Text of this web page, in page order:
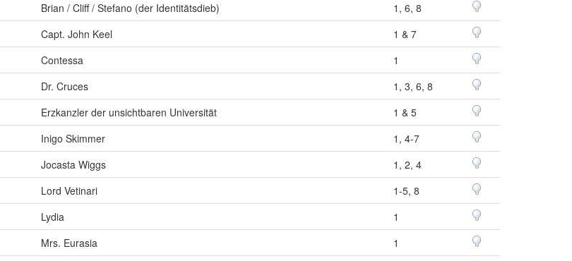
Brian / Cliff / Stefano (der Identitätsdieb)
1, 6, 8
Capt. John Keel
1 & 7
Contessa
1
Dr. Cruces
1, 3, 6, 8
Erzkanzler der unsichtbaren Universität
1 & 5
Inigo Skimmer
1, 4-7
Jocasta Wiggs
1, 2, 4
Lord Vetinari
1-5, 8
Lydia
1
Mrs. Eurasia
1